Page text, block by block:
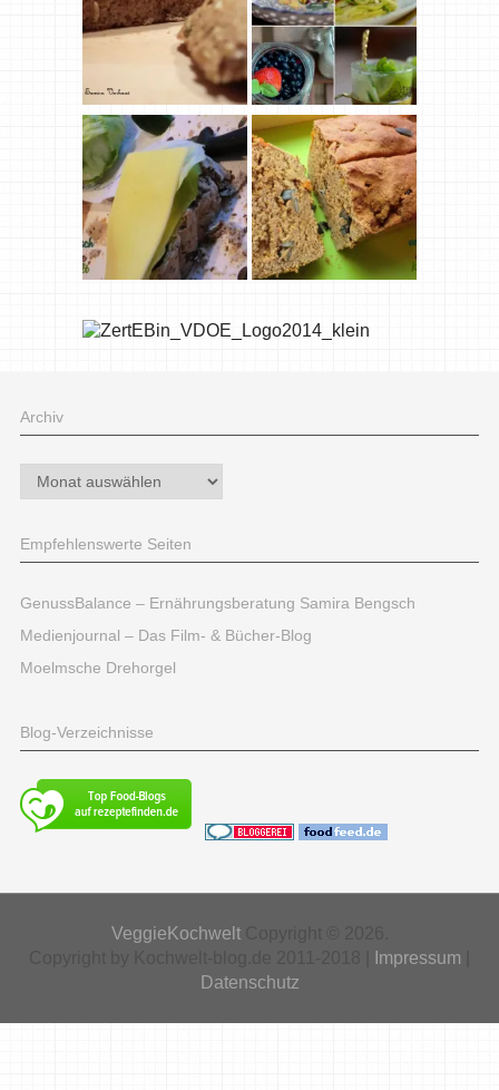
Archiv
Archiv
Empfehlenswerte Seiten
GenussBalance – Ernährungsberatung Samira Bengsch
Medienjournal – Das Film- & Bücher-Blog
Moelmsche Drehorgel
Blog-Verzeichnisse
VeggieKochweltCopyright © 2026.
Impressum
Datenschutz